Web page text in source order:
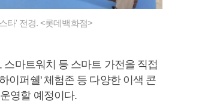
타' 전경. <롯데백화점>
마트워치 등 스마트 가전을 직접
이퍼쉘' 체험존 등 다양한 이색 콘
영할 예정이다.